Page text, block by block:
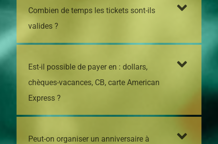
Combien de temps les tickets sont-ils
valides ?
Est-il possible de payer en : dollars,
chèques-vacances, CB, carte American
Express ?
Peut-on organiser un anniversaire à